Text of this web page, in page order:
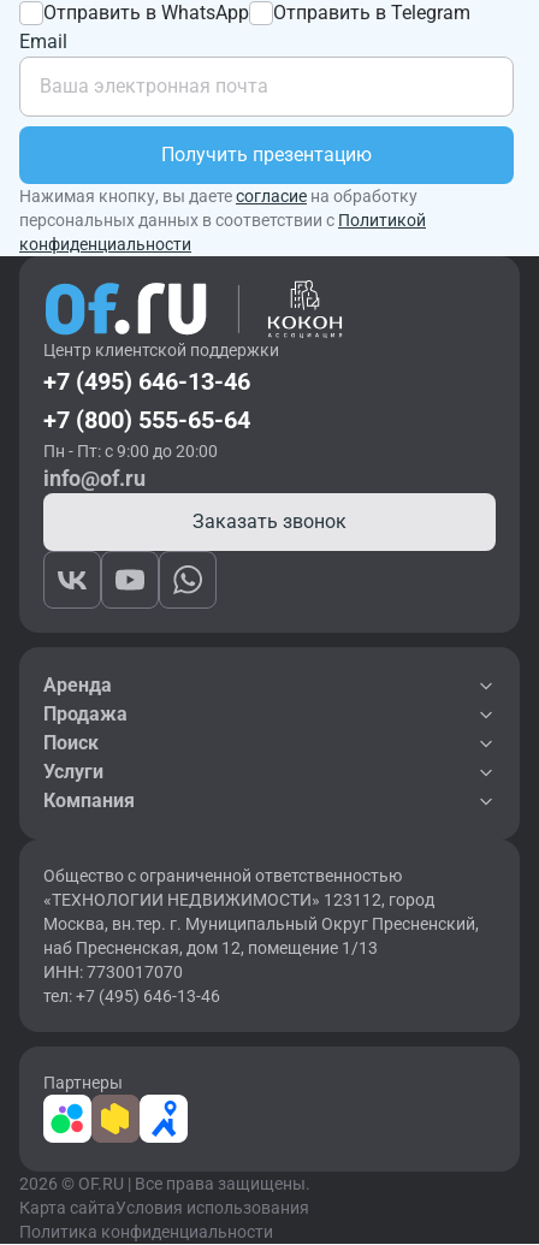
Отправить в WhatsApp
Отправить в Telegram
Email
Получить презентацию
Нажимая кнопку, вы даетесогласие на обработку
персональных данных в соответствии с Политикой
конфиденциальности
Центр клиентской поддержки
+7 (495) 646-13-46
+7 (800) 555-65-64
Пн - Пт: с 9:00 до 20:00
info@of.ru
Заказать звонок
Аренда
Продажа
Поиск
Услуги
Компания
Общество с ограниченной ответственностью
«ТЕХНОЛОГИИ НЕДВИЖИМОСТИ» 123112, город
Москва, вн.тер. г. Муниципальный Округ Пресненский,
наб Пресненская, дом 12, помещение 1/13
ИНН: 7730017070
тел: +7 (495) 646-13-46
Партнеры
2026 © OF.RU | Все права защищены.
Карта сайтаУсловия использования
Политика конфиденциальности